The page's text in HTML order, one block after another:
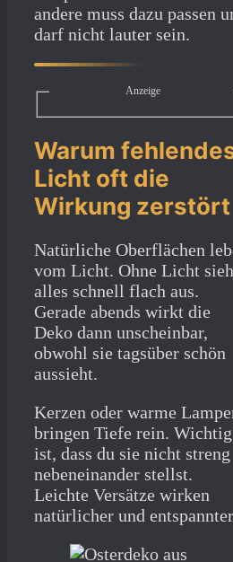
andere muss dazu passen
darf nicht lauter sein.
Anzeige
Warum
Licht oft die
Wirkung zerstört
Natürliche Oberflächen
vom Licht. Ohne Licht
alles schnell flach aus.
Gerade abends wirkt die
Deko dann unscheinbar,
obwohl sie tagsüber schön
aussieht.
Kerzen oder warme
bringen Tiefe rein. Wichtig
ist, dass du sie nicht streng
nebeneinander stellst.
Leichte Versätze wirken
natürlicher und